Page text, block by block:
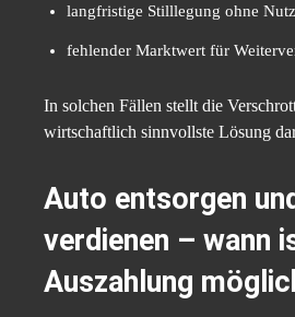
langfristige Stilllegung ohne
fehlender Marktwert für
In solchen Fällen stellt die
wirtschaftlich sinnvollste Lösung
Auto entsorgen
verdienen – wann
Auszahlung